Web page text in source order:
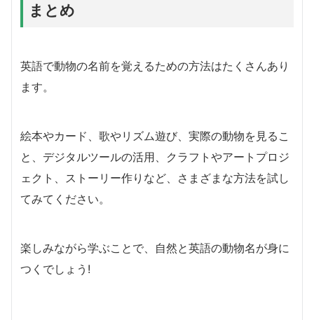
まとめ
英語で動物の名前を覚えるための方法はたくさんあり
ます。
絵本やカード、歌やリズム遊び、実際の動物を見るこ
と、デジタルツールの活用、クラフトやアートプロジ
ェクト、ストーリー作りなど、さまざまな方法を試し
てみてください。
楽しみながら学ぶことで、自然と英語の動物名が身に
つくでしょう!